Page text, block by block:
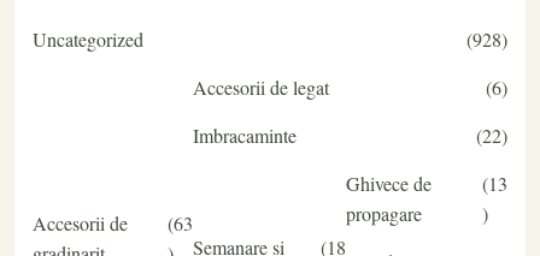
Uncategorized 928
Accesorii de
63
Accesorii de legat
6
Imbracaminte
22
Semanare si
18
Ghivece de
propagare
13